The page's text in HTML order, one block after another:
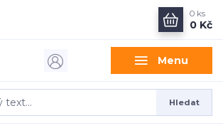
Menu
Hledat
0 ks
0 Kč